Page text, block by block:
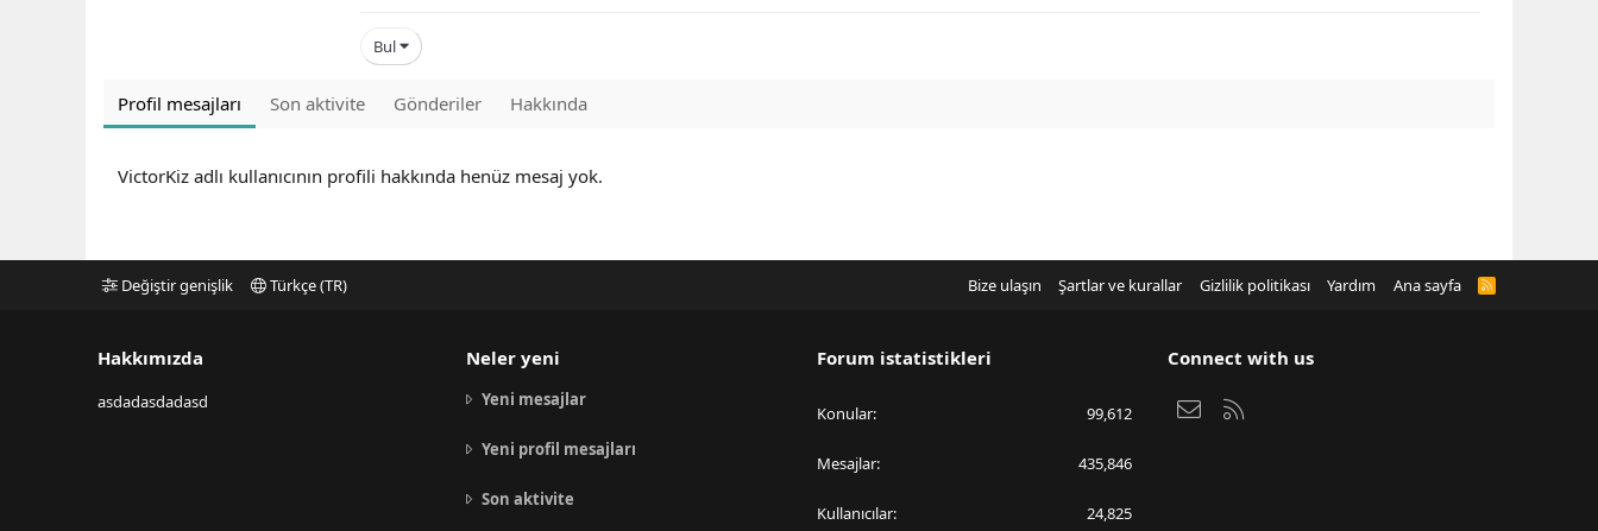
Bul
Profil mesajları Son aktivite Gönderiler Hakkında
VictorKiz adlı kullanıcının profili hakkında henüz mesaj yok.
Değiştir genişlik Türkçe (TR) Bize ulaşın Şartlar ve kurallar Gizlilik politikası Yardım Ana sayfa
R
Hakkımızda
asdadasdadasd
Neler yeni
Yeni mesajlar
Yeni profil mesajları
Son aktivite
Forum istatistikleri
Konular 99,612
Mesajlar 435,846
Kullanıcılar 24,825
Connect with us
Bize ulaşın